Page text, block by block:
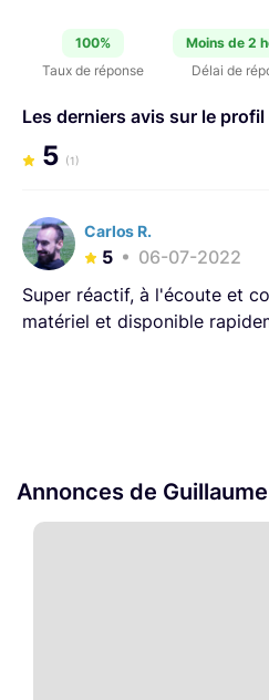
100%
Taux de réponse
Moins de 2
Délai de
Les derniers avis sur le profil
5 (1)
Carlos R.
5
06-07-2022
Super réactif, à l'écoute et
matériel et disponible
Annonces de